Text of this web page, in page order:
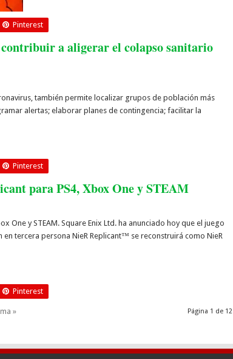
Pinterest
a aligerar el colapso sanitario
también permite localizar grupos de población más
alertas; elaborar planes de contingencia; facilitar la
Pinterest
para PS4, Xbox One y STEAM
One y STEAM. Square Enix Ltd. ha anunciado hoy que el juego
tercera persona NieR Replicant™ se reconstruirá como NieR
Pinterest
Página 1 de 12
»